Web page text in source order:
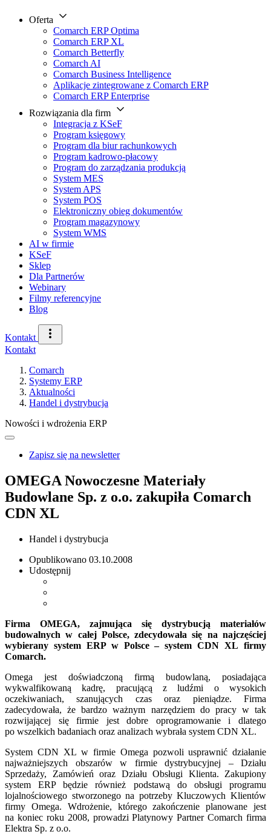
Oferta
Comarch ERP Optima
Comarch ERP XL
Comarch Betterfly
Comarch AI
Comarch Business Intelligence
Aplikacje zintegrowane z Comarch ERP
Comarch ERP Enterprise
Rozwiązania dla firm
Integracja z KSeF
Program księgowy
Program dla biur rachunkowych
Program kadrowo-płacowy
Program do zarządzania produkcją
System MES
System APS
System POS
Elektroniczny obieg dokumentów
Program magazynowy
System WMS
AI w firmie
KSeF
Sklep
Dla Partnerów
Webinary
Filmy referencyjne
Blog
Kontakt
Kontakt
Comarch
Systemy ERP
Aktualności
Handel i dystrybucja
Nowości i wdrożenia ERP
Zapisz się na newsletter
OMEGA Nowoczesne Materiały
Budowlane Sp. z o.o. zakupiła Comarch
CDN XL
Handel i dystrybucja
Opublikowano 03.10.2008
Udostępnij
Firma OMEGA, zajmująca się dystrybucją materiałów
budowalnych w całej Polsce,zdecydowała się na najczęściej
wybierany system ERP w Polsce – system CDN XL firmy
Comarch.
Omega jest doświadczoną firmą budowlaną, posiadająca
wykwalfikowaną kadrę, pracującą z ludźmi o wysokich
oczekiwaniach, szanujących czas oraz pieniądze. Firma
zadecydowała, że bardzo ważnym narzędziem do pracy w tak
rozwijającej się firmie jest dobre oprogramowanie i dlatego
po wszelkich badaniach oraz analizach wybrała system CDN XL.
System CDN XL w firmie Omega pozwoli usprawnić działanie
najważniejszych obszarów w firmie dystrybucyjnej – Działu
Sprzedaży, Zamówień oraz Działu Obsługi Klienta. Zakupiony
system ERP będzie również podstawą do obsługi programu
lojalnościowego stworzonego na potrzeby Kluczowych Klientów
firmy Omega. Wdrożenie, którego zakończenie planowane jest
na koniec roku 2008, prowadzi Platynowy Partner Comarch firma
Elektra Sp. z o.o.